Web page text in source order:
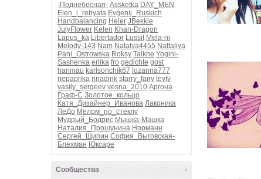
-Поднебесная- Assketka DAY_MEN
Elen_i_rebyata Evgenij_Ruskich
Handbalancing Heler JBekkie
JulyFlower Kelen Khan-Dragon
Lapus_ka Libertador Lussit Mela-ni
Melody-143 Nam Natalya4455 Nattaliya
Pani_Ostrowska Roksy Taikhe Yogini-
Sashenka erlika fro gedichte gost
harimau karlsonchik67 lozanna777
nepaprika nnadink starry_fairy teyty
vasily_sergeev vesna_2010 Аргона
Граф-С Золотое_кольцо
Катя_Дизайнер_Иванова Лаконика
ЛеДо Мелом_по_стеклу
Мудрый_Бодрис Мышка-Машка
Наталия_Прошунина Норманн
Сергей_Щипин София_Выговская-
Блехман Юксаре
-
Сообщества